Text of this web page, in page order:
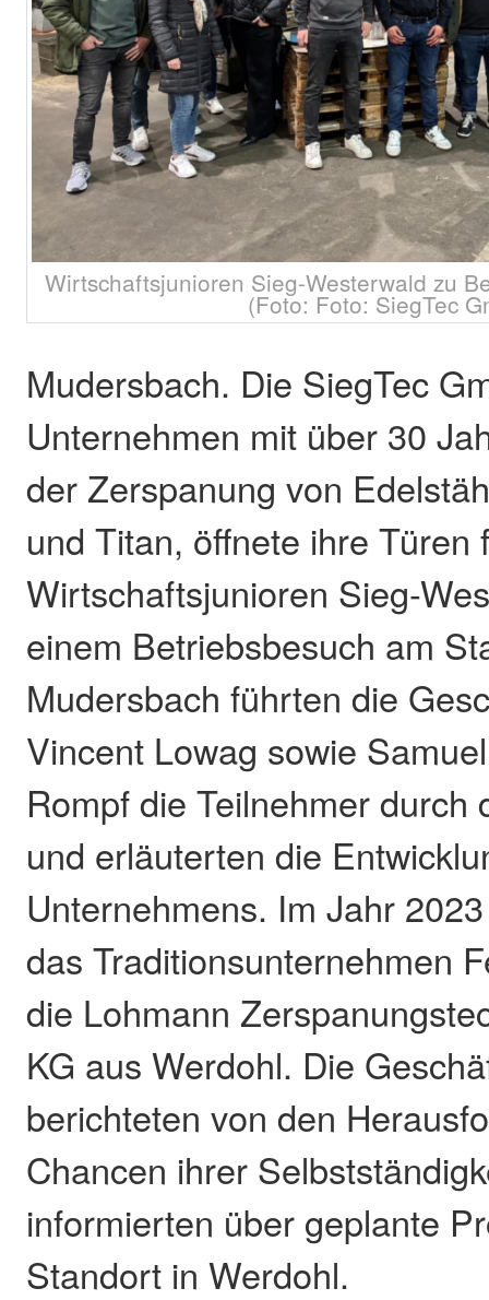
Wirtschaftsjunioren Sieg-Westerwald zu
(Foto: Foto: SiegTec
Mudersbach. Die SiegTec
Unternehmen mit über 30
der Zerspanung von
und Titan, öffnete ihre Türen
Wirtschaftsjunioren Sieg-
einem Betriebsbesuch am
Mudersbach führten die
Vincent Lowag sowie
Rompf die Teilnehmer durch
und erläuterten die
Unternehmens. Im Jahr
das Traditionsunternehmen
die Lohmann
KG aus Werdohl. Die
berichteten von den
Chancen ihrer
informierten über geplante
Standort in Werdohl.